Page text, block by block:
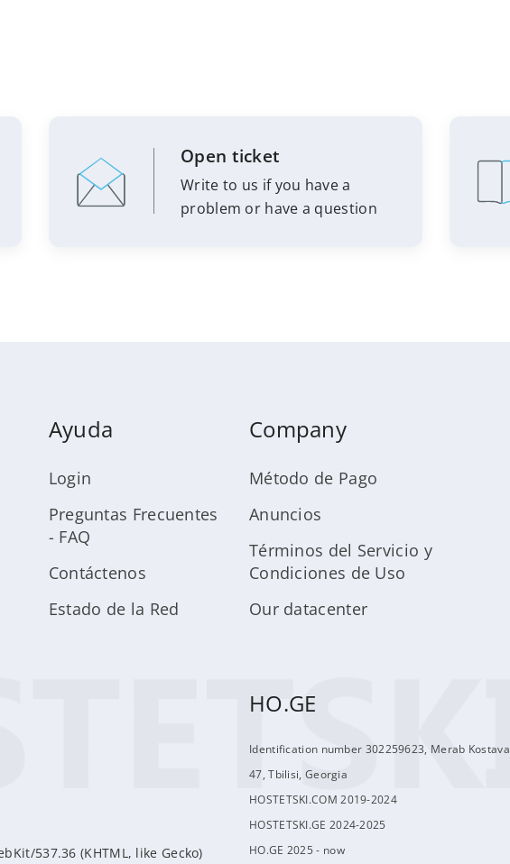
Open ticket
Write to us if you have a
problem or have a question
Ayuda
Login
Preguntas Frecuentes
- FAQ
Contáctenos
Estado de la Red
Company
Método de Pago
Anuncios
Términos del Servicio y
Condiciones de Uso
Our datacenter
537.36 (KHTML, like Gecko)
HO.GE
Identification number 302259623, Merab Kostava
47, Tbilisi, Georgia
HOSTETSKI.COM 2019-2024
HOSTETSKI.GE 2024-2025
HO.GE 2025 - now